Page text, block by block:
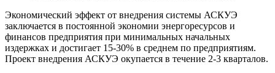
Экономический эффект от внедрения системы АСКУЭ
заключается в постоянной экономии энергоресурсов и
финансов предприятия при минимальных начальных
издержках и достигает 15-30% в среднем по предприятиям.
Проект внедрения АСКУЭ окупается в течение 2-3 кварталов.